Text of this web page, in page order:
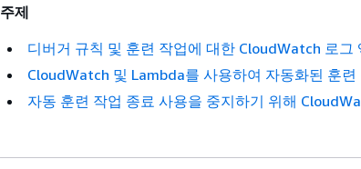
주제
디버거 규칙 및 훈련 작업에 대한 CloudWatch 로그
CloudWatch 및 Lambda를 사용하여 자동화된 훈
자동 훈련 작업 종료 사용을 중지하기 위해